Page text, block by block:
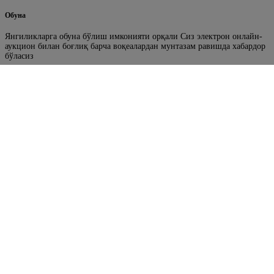
Обуна
Янгиликларга обуна бўлиш имконияти орқали Сиз электрон онлайн-
аукцион билан боғлиқ барча воқеалардан мунтазам равишда хабардор
бўласиз